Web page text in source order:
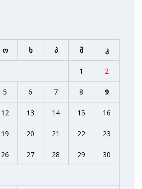
ო ხ პ შ კ
1 2
5 6 7 8 9
12 13 14 15 16
19 20 21 22 23
26 27 28 29 30